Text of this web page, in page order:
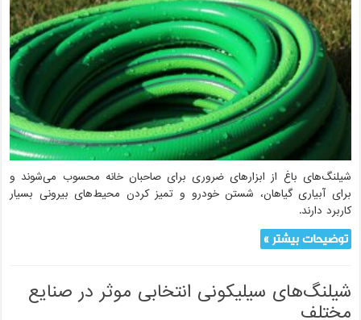
شیلنگ‌های باغ از ابزارهای ضروری برای صاحبان خانه محسوب می‌شوند و
برای آبیاری گیاهان، شستن خودرو و تمیز کردن محیط‌های بیرونی بسیار
کاربرد دارند.
توضیحات بیشتر »
شیلنگ‌های سیلیکونی انتخابی موثر در صنایع
مختلف